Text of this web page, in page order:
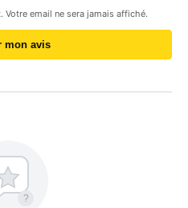
Votre email ne sera jamais affiché.
mon avis
?